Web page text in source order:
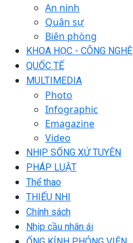
An ninh
Quân sự
Biên phòng
KHOA HỌC - CÔNG NGHỆ
QUỐC TẾ
MULTIMEDIA
Photo
Infographic
Emagazine
Video
NHỊP SỐNG XỨ TUYÊN
PHÁP LUẬT
Thể thao
THIẾU NHI
Chính sách
Nhịp cầu nhân ái